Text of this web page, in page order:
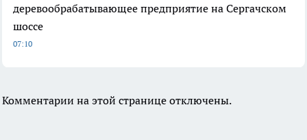
деревообрабатывающее предприятие на Сергачском
шоссе
07:10
Комментарии на этой странице отключены.